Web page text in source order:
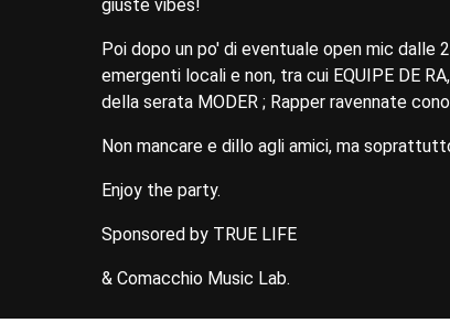
giuste vibes!
Poi dopo un po' di eventuale open mic
emergenti locali e non, tra cui EQUIPE DE
della serata MODER ; Rapper ravennate
Non mancare e dillo agli amici, ma
Enjoy the party.
Sponsored by TRUE LIFE
& Comacchio Music Lab.